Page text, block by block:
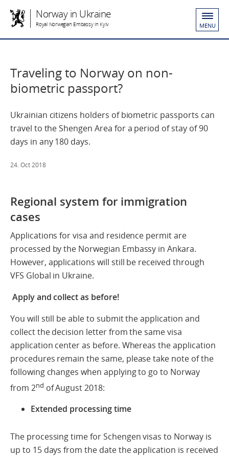
Norway in Ukraine
Royal Norwegian Embassy in Kyiv MENU
Traveling to Norway on non-
biometric passport?
Ukrainian citizens holders of biometric passports can
travel to the Shengen Area for a period of stay of 90
days in any 180 days.
24. Oct 2018
Regional system for immigration
cases
Applications for visa and residence permit are
processed by the Norwegian Embassy in Ankara.
However, applications will still be received through
VFS Global in Ukraine.
Apply and collect as before!
You will still be able to submit the application and
collect the decision letter from the same visa
application center as before. Whereas the application
procedures remain the same, please take note of the
following changes when applying to go to Norway
from 2nd of August 2018:
Extended processing time
The processing time for Schengen visas to Norway is
up to 15 days from the date the application is received